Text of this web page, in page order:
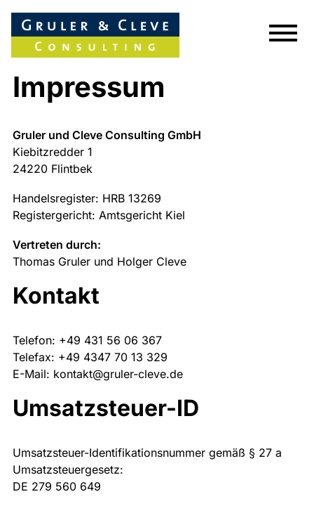
SAP-Lösungen
Unternehmen
Referenzen
Karriere
Kontakt
Impressum
Gruler und Cleve Consulting GmbH
Kiebitzredder 1
24220 Flintbek
Handelsregister: HRB 13269
Registergericht: Amtsgericht Kiel
Vertreten durch:
Thomas Gruler und Holger Cleve
Kontakt
Telefon: +49 431 56 06 367
Telefax: +49 4347 70 13 329
E-Mail: kontakt@gruler-cleve.de
Umsatzsteuer-ID
Umsatzsteuer-Identifikationsnummer gemäß § 27 a
Umsatzsteuergesetz:
DE 279 560 649